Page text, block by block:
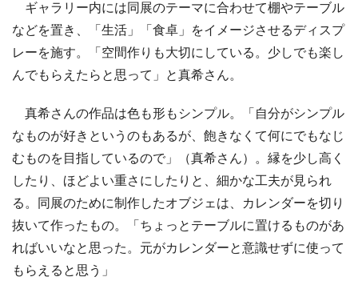
ギャラリー内には同展のテーマに合わせて棚やテーブル
などを置き、「生活」「食卓」をイメージさせるディスプ
レーを施す。「空間作りも大切にしている。少しでも楽し
んでもらえたらと思って」と真希さん。
真希さんの作品は色も形もシンプル。「自分がシンプル
なものが好きというのもあるが、飽きなくて何にでもなじ
むものを目指しているので」（真希さん）。縁を少し高く
したり、ほどよい重さにしたりと、細かな工夫が見られ
る。同展のために制作したオブジェは、カレンダーを切り
抜いて作ったもの。「ちょっとテーブルに置けるものがあ
ればいいなと思った。元がカレンダーと意識せずに使って
もらえると思う」